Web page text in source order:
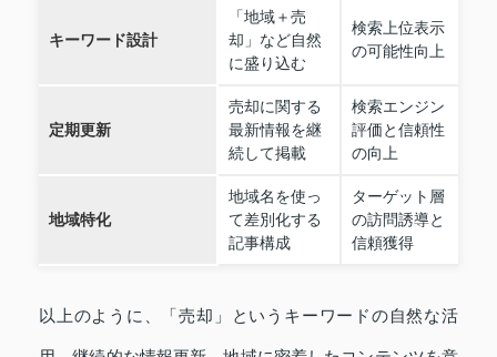
キーワード設計
「地域＋売
却」など自然
に盛り込む
検索上位表示
の可能性向上
定期更新
売却に関する
最新情報を継
続して掲載
検索エンジン
評価と信頼性
の向上
地域特化
地域名を使っ
て差別化する
記事構成
ターゲット層
の訪問誘導と
信頼獲得
以上のように、「売却」というキーワードの自然な活